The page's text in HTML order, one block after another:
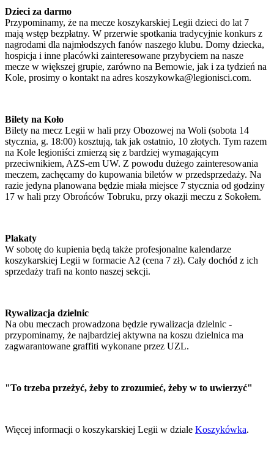
Dzieci za darmo
Przypominamy, że na mecze koszykarskiej Legii dzieci do lat 7
mają wstęp bezpłatny. W przerwie spotkania tradycyjnie konkurs z
nagrodami dla najmłodszych fanów naszego klubu. Domy dziecka,
hospicja i inne placówki zainteresowane przybyciem na nasze
mecze w większej grupie, zarówno na Bemowie, jak i za tydzień na
Kole, prosimy o kontakt na adres koszykowka@legionisci.com.
Bilety na Koło
Bilety na mecz Legii w hali przy Obozowej na Woli (sobota 14
stycznia, g. 18:00) kosztują, tak jak ostatnio, 10 złotych. Tym razem
na Kole legioniści zmierzą się z bardziej wymagającym
przeciwnikiem, AZS-em UW. Z powodu dużego zainteresowania
meczem, zachęcamy do kupowania biletów w przedsprzedaży. Na
razie jedyna planowana będzie miała miejsce 7 stycznia od godziny
17 w hali przy Obrońców Tobruku, przy okazji meczu z Sokołem.
Plakaty
W sobotę do kupienia będą także profesjonalne kalendarze
koszykarskiej Legii w formacie A2 (cena 7 zł). Cały dochód z ich
sprzedaży trafi na konto naszej sekcji.
Rywalizacja dzielnic
Na obu meczach prowadzona będzie rywalizacja dzielnic -
przypominamy, że najbardziej aktywna na koszu dzielnica ma
zagwarantowane graffiti wykonane przez UZL.
"To trzeba przeżyć, żeby to zrozumieć, żeby w to uwierzyć"
Więcej informacji o koszykarskiej Legii w dziale Koszykówka.